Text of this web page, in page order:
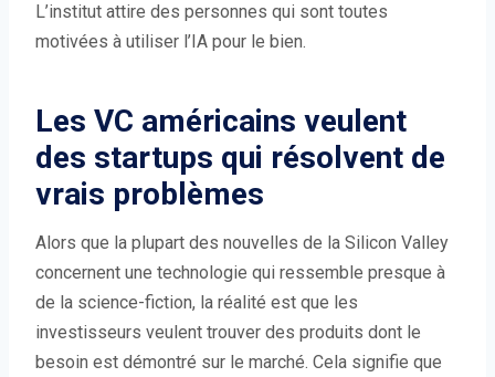
L’institut attire des personnes qui sont toutes
motivées à utiliser l’IA pour le bien.
Les VC américains veulent
des startups qui résolvent de
vrais problèmes
Alors que la plupart des nouvelles de la Silicon Valley
concernent une technologie qui ressemble presque à
de la science-fiction, la réalité est que les
investisseurs veulent trouver des produits dont le
besoin est démontré sur le marché. Cela signifie que